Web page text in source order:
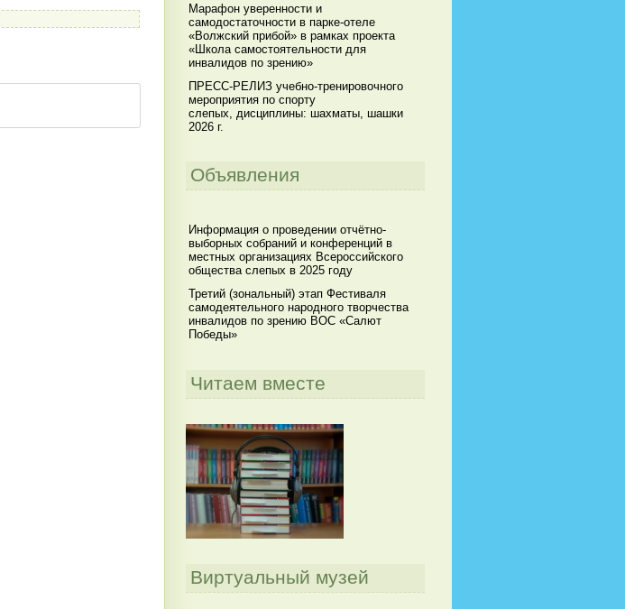
Марафон уверенности и
самодостаточности в парке-отеле
«Волжский прибой» в рамках проекта
«Школа самостоятельности для
инвалидов по зрению»
ПРЕСС-РЕЛИЗ учебно-тренировочного
мероприятия по спорту
слепых, дисциплины: шахматы, шашки
2026 г.
Объявления
Информация о проведении отчётно-
выборных собраний и конференций в
местных организациях Всероссийского
общества слепых в 2025 году
Третий (зональный) этап Фестиваля
самодеятельного народного творчества
инвалидов по зрению ВОС «Салют
Победы»
Читаем вместе
Виртуальный музей